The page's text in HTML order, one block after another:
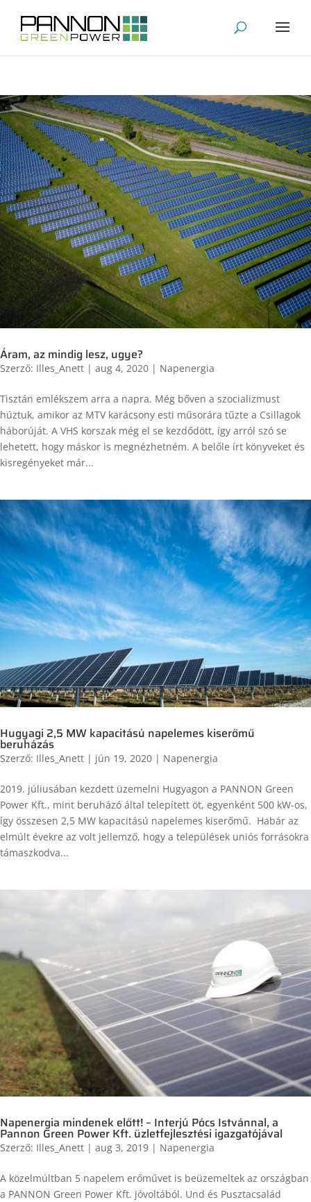
Áram, az mindig lesz, ugye?
Szerző: Illes_Anett | aug 4, 2020 | Napenergia
Tisztán emlékszem arra a napra. Még bőven a szocializmust
húztuk, amikor az MTV karácsony esti műsorára tűzte a Csillagok
háborúját. A VHS korszak még el se kezdődött, így arról szó se
lehetett, hogy máskor is megnézhetném. A belőle írt könyveket és
kisregényeket már...
Hugyagi 2,5 MW kapacitású napelemes kiserőmű
beruházás
Szerző: Illes_Anett | jún 19, 2020 | Napenergia
2019. júliusában kezdett üzemelni Hugyagon a PANNON Green
Power Kft., mint beruházó által telepített öt, egyenként 500 kW-os,
így összesen 2,5 MW kapacitású napelemes kiserőmű. Habár az
elmúlt évekre az volt jellemző, hogy a települések uniós forrásokra
támaszkodva...
Napenergia mindenek előtt! – Interjú Pócs Istvánnal, a
Pannon Green Power Kft. üzletfejlesztési igazgatójával
Szerző: Illes_Anett | aug 3, 2019 | Napenergia
A közelmúltban 5 napelem erőművet is beüzemeltek az országban
a PANNON Green Power Kft. jóvoltából. Und és Pusztacsalád